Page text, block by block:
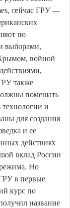
сейчас ГРУ —
по
выборами,
войной
также
помешать
и
для создания
и ее
действиях
вклад России
Но
в первые
курс по
название